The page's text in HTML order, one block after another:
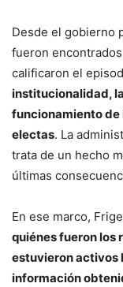
Desde el gobierno
fueron
calificaron el
institucionalidad,
funcionamiento
electas. La
trata de un hecho
últimas
En ese marco,
quiénes fueron los
estuvieron activos
información